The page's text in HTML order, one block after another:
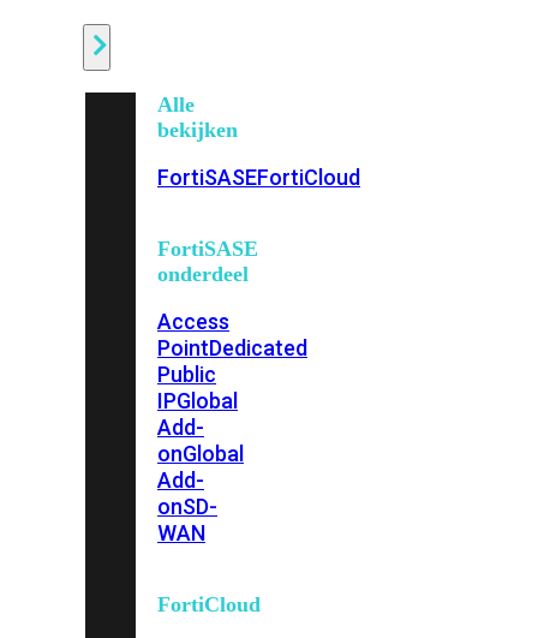
Alle
bekijken
FortiSASEFortiCloud
FortiSASE
onderdeel
Access
PointDedicated
Public
IPGlobal
Add-
onGlobal
Add-
onSD-
WAN
FortiCloud